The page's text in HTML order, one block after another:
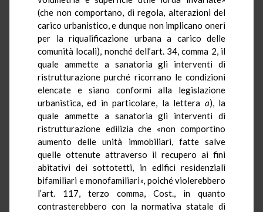
(che non comportano, di regola, alterazioni del
carico urbanistico, e dunque non implicano oneri
per la riqualificazione urbana a carico delle
comunità locali), nonché dell’art. 34, comma 2, il
quale ammette a sanatoria gli interventi di
ristrutturazione purché ricorrano le condizioni
elencate e siano conformi alla legislazione
urbanistica, ed in particolare, la lettera a), la
quale ammette a sanatoria gli interventi di
ristrutturazione edilizia che «non comportino
aumento delle unità immobiliari, fatte salve
quelle ottenute attraverso il recupero ai fini
abitativi dei sottotetti, in edifici residenziali
bifamiliari e monofamiliari», poiché violerebbero
l’art. 117, terzo comma, Cost., in quanto
contrasterebbero con la normativa statale di